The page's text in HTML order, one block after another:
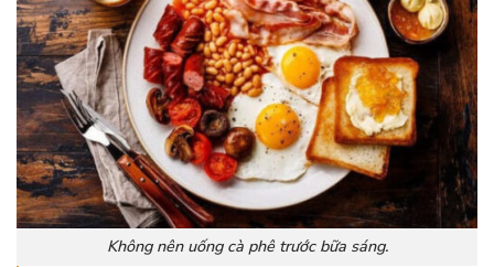
Không nên uống cà phê trước bữa sáng.